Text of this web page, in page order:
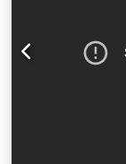
en een